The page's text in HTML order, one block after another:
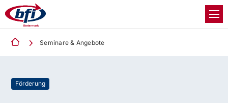
Seminare & Angebote
Förderung